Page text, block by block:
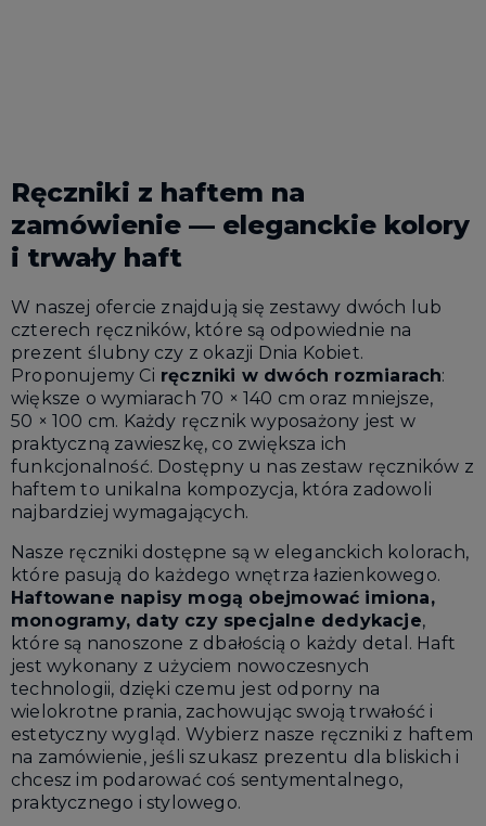
Ręczniki z haftem na
zamówienie — eleganckie kolory
i trwały haft
W naszej ofercie znajdują się zestawy dwóch lub
czterech ręczników, które są odpowiednie na
prezent ślubny czy z okazji Dnia Kobiet.
Proponujemy Ci ręczniki w dwóch rozmiarach:
większe o wymiarach 70 × 140 cm oraz mniejsze,
50 × 100 cm. Każdy ręcznik wyposażony jest w
praktyczną zawieszkę, co zwiększa ich
funkcjonalność. Dostępny u nas zestaw ręczników z
haftem to unikalna kompozycja, która zadowoli
najbardziej wymagających.
Nasze ręczniki dostępne są w eleganckich kolorach,
które pasują do każdego wnętrza łazienkowego.
Haftowane napisy mogą obejmować imiona,
monogramy, daty czy specjalne dedykacje,
które są nanoszone z dbałością o każdy detal. Haft
jest wykonany z użyciem nowoczesnych
technologii, dzięki czemu jest odporny na
wielokrotne prania, zachowując swoją trwałość i
estetyczny wygląd. Wybierz nasze ręczniki z haftem
na zamówienie, jeśli szukasz prezentu dla bliskich i
chcesz im podarować coś sentymentalnego,
praktycznego i stylowego.